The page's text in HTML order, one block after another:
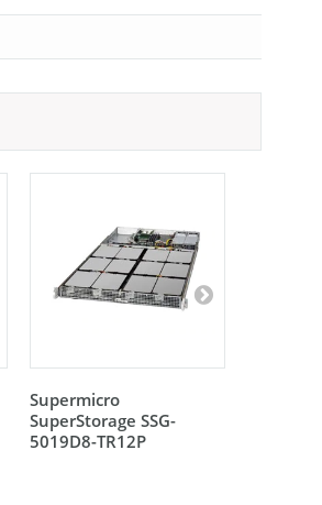
Supermicro
SuperStorage SSG-
5019D8-TR12P